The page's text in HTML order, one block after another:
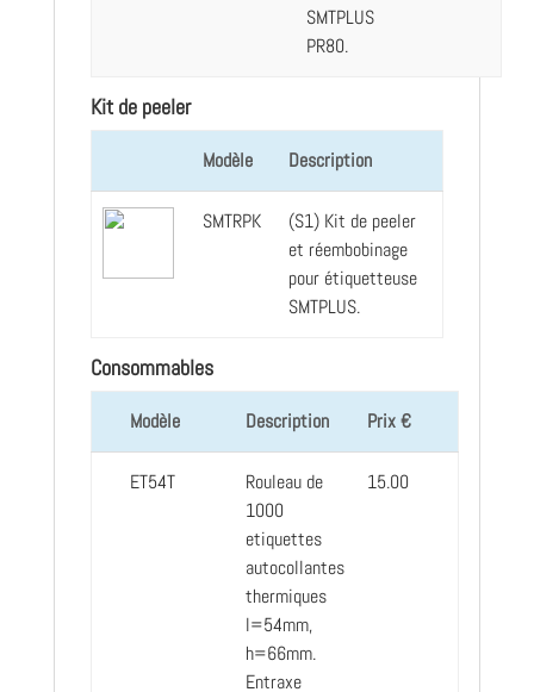
SMTPLUS
PR80.
Kit de peeler
Modèle Description
SMTRPK
(S1) Kit de peeler
et réembobinage
pour étiquetteuse
SMTPLUS.
Consommables
Modèle Description Prix €
ET54T
Rouleau de
1000
etiquettes
autocollantes
thermiques
l=54mm,
h=66mm.
Entraxe
15.00